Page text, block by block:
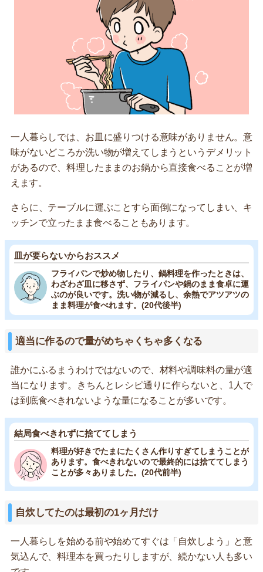
一人暮らしでは、お皿に盛りつける意味がありません。意
味がないどころか洗い物が増えてしまうというデメリット
があるので、料理したままのお鍋から直接食べることが増
えます。
さらに、テーブルに運ぶことすら面倒になってしまい、キ
ッチンで立ったまま食べることもあります。
皿が要らないからおススメ
フライパンで炒め物したり、鍋料理を作ったときは、
わざわざ皿に移さず、フライパンや鍋のまま食卓に運
ぶのが良いです。洗い物が減るし、余熱でアツアツの
まま料理が食べれます。(20代後半)
適当に作るので量がめちゃくちゃ多くなる
誰かにふるまうわけではないので、材料や調味料の量が適
当になります。きちんとレシピ通りに作らないと、1人で
は到底食べきれないような量になることが多いです。
結局食べきれずに捨ててしまう
料理が好きでたまにたくさん作りすぎてしまうことが
あります。食べきれないので最終的には捨ててしまう
ことが多々ありました。(20代前半)
自炊してたのは最初の1ヶ月だけ
一人暮らしを始める前や始めてすぐは「自炊しよう」と意
気込んで、料理本を買ったりしますが、続かない人も多い